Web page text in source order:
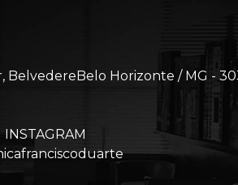
BelvedereBelo Horizonte / MG -
INSTAGRAM